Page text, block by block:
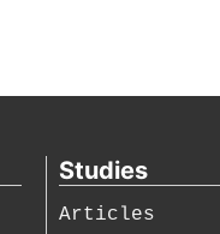
Studies
Articles